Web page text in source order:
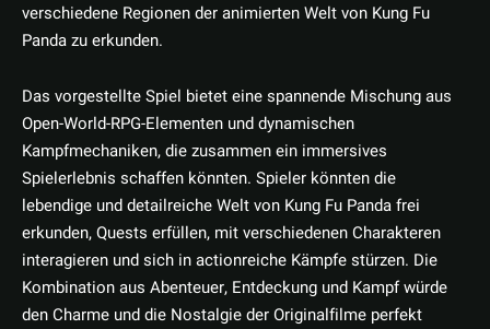
verschiedene Regionen der animierten Welt von Kung Fu
Panda zu erkunden.
Das vorgestellte Spiel bietet eine spannende Mischung aus
Open-World-RPG-Elementen und dynamischen
Kampfmechaniken, die zusammen ein immersives
Spielerlebnis schaffen könnten. Spieler könnten die
lebendige und detailreiche Welt von Kung Fu Panda frei
erkunden, Quests erfüllen, mit verschiedenen Charakteren
interagieren und sich in actionreiche Kämpfe stürzen. Die
Kombination aus Abenteuer, Entdeckung und Kampf würde
den Charme und die Nostalgie der Originalfilme perfekt